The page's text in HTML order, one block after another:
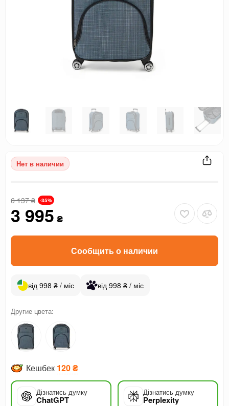
Нет в наличии
6 137₴ -35%
3 995 ₴
Сообщить о наличии
від 998 ₴ / міс від 998 ₴ / міс
Другие цвета:
Кешбек 120 ₴
Дізнатись думку
ChatGPT
Дізнатись думку
Perplexity